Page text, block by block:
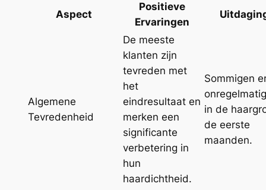
Aspect
Positieve
Ervaringen
Algemene
Tevredenheid
De meeste
klanten zijn
tevreden met
het
eindresultaat en
merken een
significante
verbetering in
hun
haardichtheid.
Sommigen
in de
de eerste
maanden.